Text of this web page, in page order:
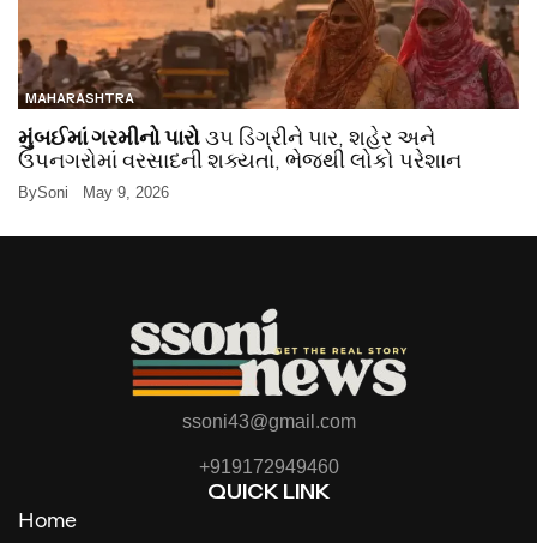
MAHARASHTRA
મુંબઈમાં ગરમીનો પારો૩૫ ડિગ્રીને પાર, શહેર અને
ઉપનગરોમાં વરસાદની શક્યતા, ભેજથી લોકો પરેશાન
BySoni May 9, 2026
ssoni43@gmail.com
+919172949460
QUICK LINK
Home